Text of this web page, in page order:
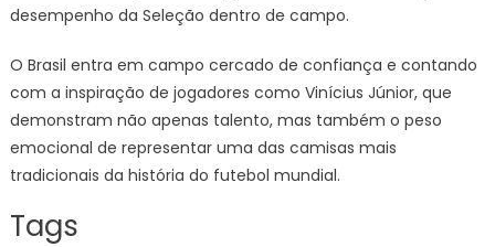
desempenho da Seleção dentro de campo.
O Brasil entra em campo cercado de confiança e contando
com a inspiração de jogadores como Vinícius Júnior, que
demonstram não apenas talento, mas também o peso
emocional de representar uma das camisas mais
tradicionais da história do futebol mundial.
Tags